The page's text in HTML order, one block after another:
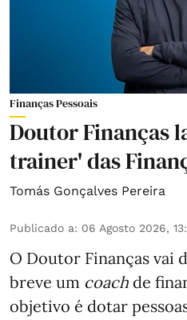
Finanças Pessoais
Doutor Finanças
trainer' das
Tomás Gonçalves Pereira
Publicado a: 06 Agosto 2026,
O Doutor Finanças vai
breve um coach de
objetivo é dotar